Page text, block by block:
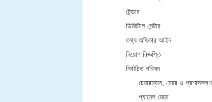
টেন্ডার
ডিজিটাল সেন্টার
তথ্য অধিকার আইন
নিয়োগ বিজ্ঞপ্তি
নির্বাচিত পরিষদ
চেয়ারম্যান, মেয়র ও প্রশাসকগণ
প্যানেল মেয়র